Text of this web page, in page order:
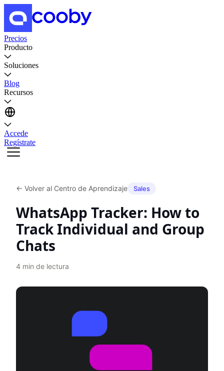
Precios
Producto
Soluciones
Blog
Recursos
Accede
Regístrate
← Volver al Centro de Aprendizaje Sales
WhatsApp Tracker: How to
Track Individual and Group
Chats
4 min de lectura